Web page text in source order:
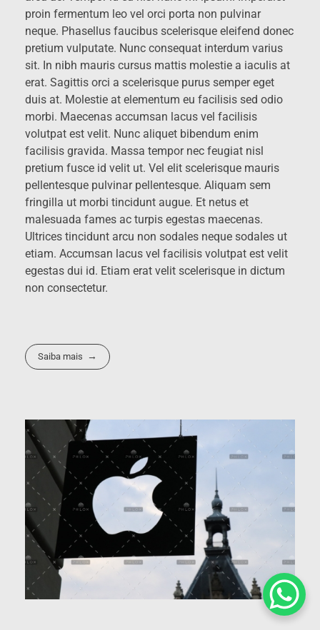
proin fermentum leo vel orci porta non pulvinar
neque. Phasellus faucibus scelerisque eleifend donec
pretium vulputate. Nunc consequat interdum varius
sit. In nibh mauris cursus mattis molestie a iaculis at
erat. Sagittis orci a scelerisque purus semper eget
duis at. Molestie at elementum eu facilisis sed odio
morbi. Maecenas accumsan lacus vel facilisis
volutpat est velit. Nunc aliquet bibendum enim
facilisis gravida. Massa tempor nec feugiat nisl
pretium fusce id velit ut. Vel elit scelerisque mauris
pellentesque pulvinar pellentesque. Aliquam sem
fringilla ut morbi tincidunt augue. Et netus et
malesuada fames ac turpis egestas maecenas.
Ultrices tincidunt arcu non sodales neque sodales ut
etiam. Accumsan lacus vel facilisis volutpat est velit
egestas dui id. Etiam erat velit scelerisque in dictum
non consectetur.
Saiba mais